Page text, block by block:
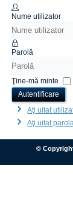
Nume utilizator
Parolă
Ţine-mă minte
Autentificare
Aţi uitat
Aţi uitat
©